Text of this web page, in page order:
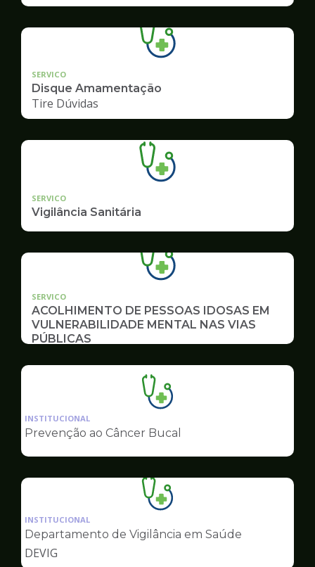
SERVICO
Disque Amamentação
Tire Dúvidas
SERVICO
Vigilância Sanitária
SERVICO
ACOLHIMENTO DE PESSOAS IDOSAS EM
VULNERABILIDADE MENTAL NAS VIAS
PÚBLICAS
Ilustração
da
pagina
Saúde
INSTITUCIONAL
Prevenção ao Câncer Bucal
Ilustração
da
pagina
INSTITUCIONAL
Departamento de Vigilância em Saúde
DEVIG